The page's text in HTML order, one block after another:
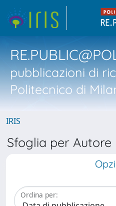
pubblicazioni di
Politecnico di
IRIS
Sfoglia per Autore
Ordina per: